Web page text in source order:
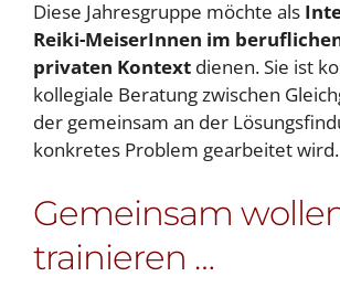
Diese Jahresgruppe möchte als
Reiki-MeiserInnen im
privaten Kontext dienen. Sie ist
kollegiale Beratung zwischen
der gemeinsam an der
konkretes Problem gearbeitet wird.
Gemeinsam
trainieren …